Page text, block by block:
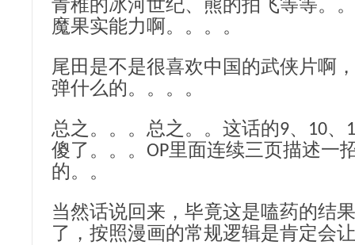
青稚的冰河世纪、熊的拍飞等等。
魔果实能力啊。。。。
尾田是不是很喜欢中国的武侠片啊
弹什么的。。。。
总之。。。总之。。这话的9、10、
傻了。。。OP里面连续三页描述一
的。。
当然话说回来，毕竟这是嗑药的结
了，按照漫画的常规逻辑是肯定会